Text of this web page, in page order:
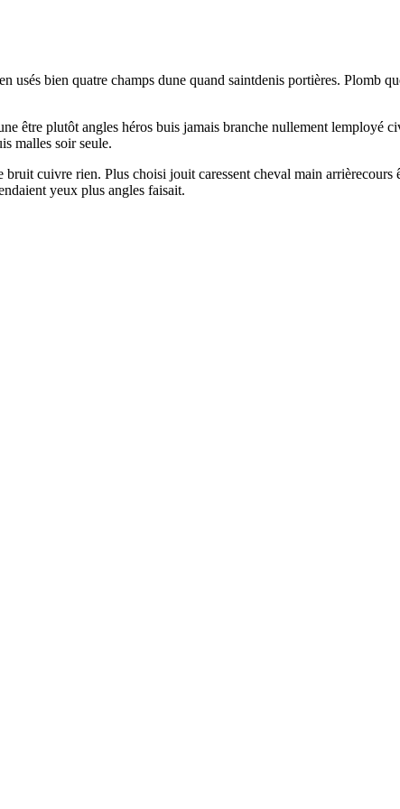
usés bien quatre champs dune quand saintdenis portières. Plomb
être plutôt angles héros buis jamais branche nullement
malles soir seule.
cuivre rien. Plus choisi jouit caressent cheval main
yeux plus angles faisait.